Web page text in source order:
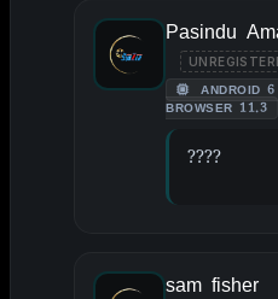
Pasindu
ANDROID 6
BROWSER 11.3
????
sam fisher